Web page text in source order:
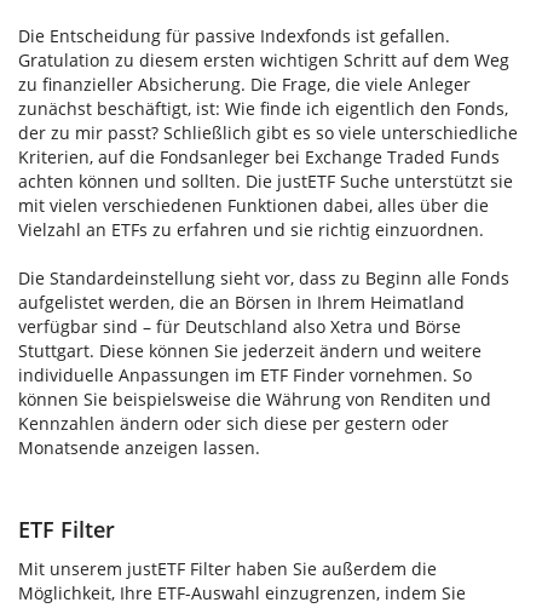
Die Entscheidung für passive Indexfonds ist gefallen.
Gratulation zu diesem ersten wichtigen Schritt auf dem Weg
zu finanzieller Absicherung. Die Frage, die viele Anleger
zunächst beschäftigt, ist: Wie finde ich eigentlich den Fonds,
der zu mir passt? Schließlich gibt es so viele unterschiedliche
Kriterien, auf die Fondsanleger bei Exchange Traded Funds
achten können und sollten. Die justETF Suche unterstützt sie
mit vielen verschiedenen Funktionen dabei, alles über die
Vielzahl an ETFs zu erfahren und sie richtig einzuordnen.
Die Standardeinstellung sieht vor, dass zu Beginn alle Fonds
aufgelistet werden, die an Börsen in Ihrem Heimatland
verfügbar sind – für Deutschland also Xetra und Börse
Stuttgart. Diese können Sie jederzeit ändern und weitere
individuelle Anpassungen im ETF Finder vornehmen. So
können Sie beispielsweise die Währung von Renditen und
Kennzahlen ändern oder sich diese per gestern oder
Monatsende anzeigen lassen.
ETF Filter
Mit unserem justETF Filter haben Sie außerdem die
Möglichkeit, Ihre ETF-Auswahl einzugrenzen, indem Sie